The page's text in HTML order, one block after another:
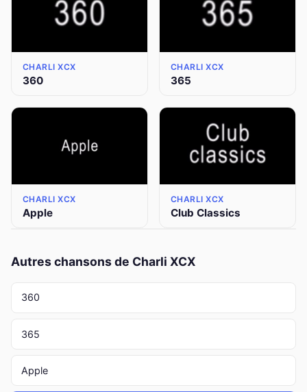
CHARLI XCX
360
CHARLI XCX
365
CHARLI XCX
Apple
CHARLI XCX
Club Classics
Autres chansons de Charli XCX
360
365
Apple